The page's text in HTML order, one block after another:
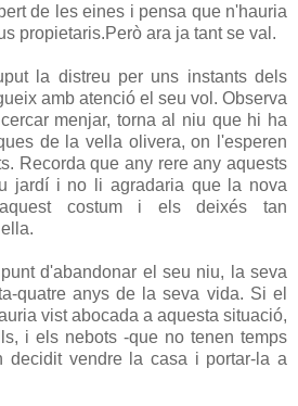
de les eines i pensa que n'hauria
propietaris.Però ara ja tant se val.
la distreu per uns instants dels
amb atenció el seu vol. Observa
menjar, torna al niu que hi ha
de la vella olivera, on l'esperen
Recorda que any rere any aquests
jardí i no li agradaria que la nova
costum i els deixés tan
d'abandonar el seu niu, la seva
quatre anys de la seva vida. Si el
vist abocada a aquesta situació,
i els nebots -que no tenen temps
decidit vendre la casa i portar-la a